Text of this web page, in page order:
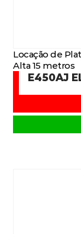
Locação de
Alta 15 metros
E450AJ